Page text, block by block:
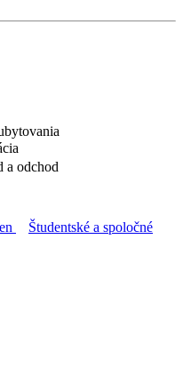
a odchod
Študentské a spoločné